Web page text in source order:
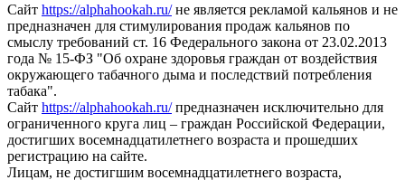
Сайт https://alphahookah.ru/не является рекламой кальянов и не
предназначен для стимулирования продаж кальянов по
смыслу требований ст. 16 Федерального закона от 23.02.2013
года № 15-ФЗ "Об охране здоровья граждан от воздействия
окружающего табачного дыма и последствий потребления
табака".
Сайт https://alphahookah.ru/предназначен исключительно для
ограниченного круга лиц – граждан Российской Федерации,
достигших восемнадцатилетнего возраста и прошедших
регистрацию на сайте.
Лицам, не достигшим восемнадцатилетнего возраста,